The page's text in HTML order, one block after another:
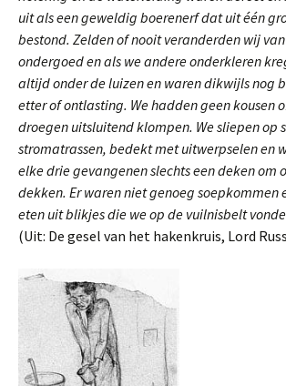
uit als een geweldig boerenerf dat uit één
bestond. Zelden of nooit veranderden wij
ondergoed en als we andere onderkleren
altijd onder de luizen en waren dikwijls nog
etter of ontlasting. We hadden geen kousen
droegen uitsluitend klompen. We sliepen op
stromatrassen, bedekt met uitwerpselen en
elke drie gevangenen slechts een deken om
dekken. Er waren niet genoeg soepkommen
eten uit blikjes die we op de vuilnisbelt
(Uit: De gesel van het hakenkruis, Lord